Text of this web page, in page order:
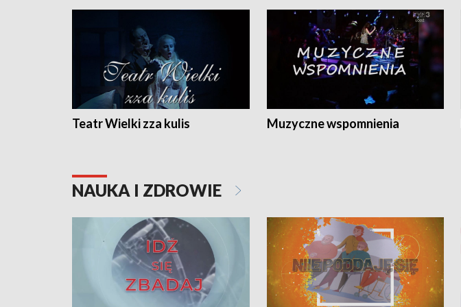
Teatr Wielki zza kulis Muzyczne wspomnienia
NAUKA I ZDROWIE